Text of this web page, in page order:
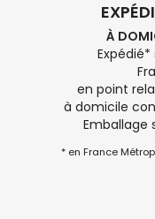
À
Expédié*
en point
à domicile
Emballage
* en France